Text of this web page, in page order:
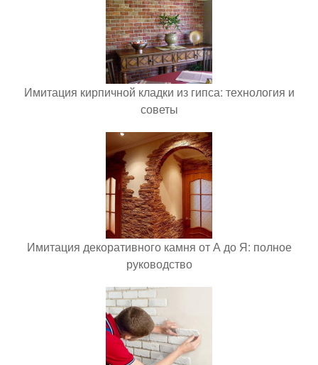
Имитация кирпичной кладки из гипса: технология и
советы
Имитация декоративного камня от А до Я: полное
руководство